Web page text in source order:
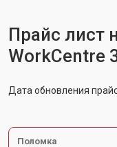
Прайс лист
WorkCentre
Дата обновления
Поломка